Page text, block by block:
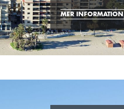
MER INFORMATION